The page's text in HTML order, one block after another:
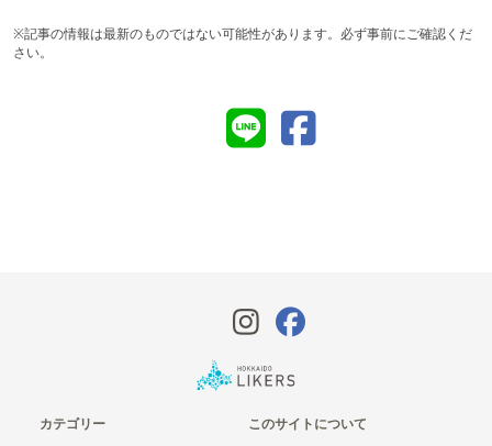
※記事の情報は最新のものではない可能性があります。必ず事前にご確認くだ
さい。
カテゴリー
このサイトについて